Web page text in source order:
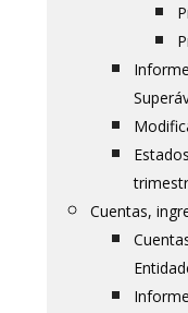
Cuentas,